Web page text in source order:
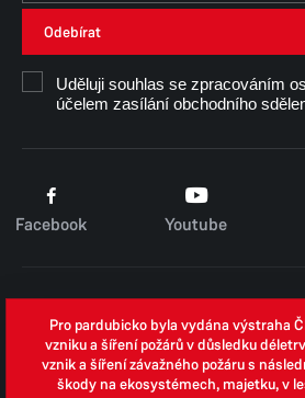
Odebírat
Uděluji souhlas se zpracováním
účelem zasílání obchodního
Facebook Youtube
Zpracování osobních údajů
Whistleblowing
Pro pardubicko byla vydána výstraha
vzniku a šíření požárů v důsledku
vznik a šíření závažného požáru s
škody na ekosystémech, majetku, v